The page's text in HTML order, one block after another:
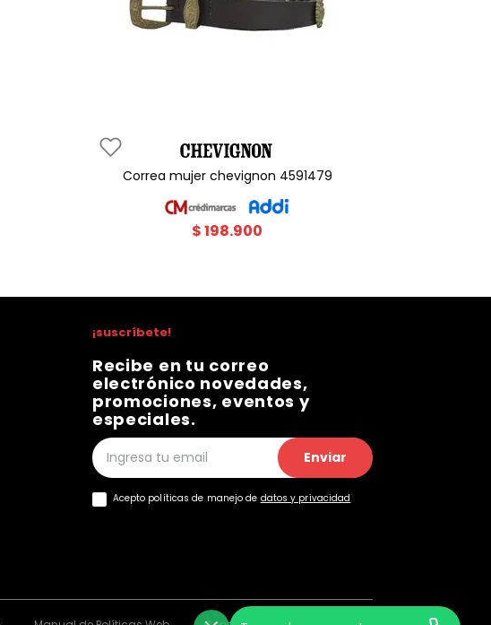
correa mujer chevignon 4591479
$198.900
¡suscríbete!
Recibe en tu correo
electrónico novedades,
promociones, eventos y
especiales.
Enviar
Acepto políticas de manejo de datos y privacidad